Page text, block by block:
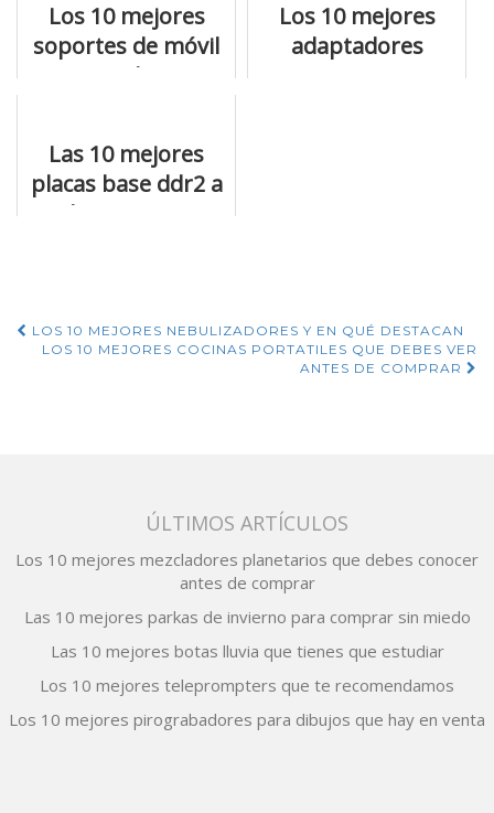
Los 10 mejores
soportes de móvil
para coche que
Los 10 mejores
adaptadores
Las 10 mejores
placas base ddr2 a
la venta en
Navegación
LOS 10 MEJORES NEBULIZADORES Y EN QUÉ DESTACAN
LOS 10 MEJORES COCINAS PORTATILES QUE DEBES VER
ANTES DE COMPRAR
ÚLTIMOS ARTÍCULOS
Los 10 mejores mezcladores planetarios que debes conocer
antes de comprar
Las 10 mejores parkas de invierno para comprar sin miedo
Las 10 mejores botas lluvia que tienes que estudiar
Los 10 mejores teleprompters que te recomendamos
Los 10 mejores pirograbadores para dibujos que hay en venta